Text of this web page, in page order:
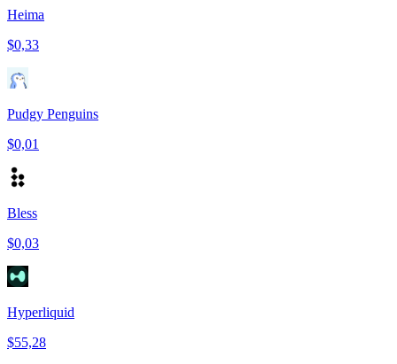
Heima
$0,33
Pudgy Penguins
$0,01
Bless
$0,03
Hyperliquid
$55,28